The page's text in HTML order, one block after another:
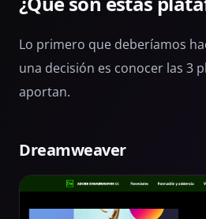
Lo primero que deberíamos
una decisión es conocer las 3
aportan.
Dreamweaver